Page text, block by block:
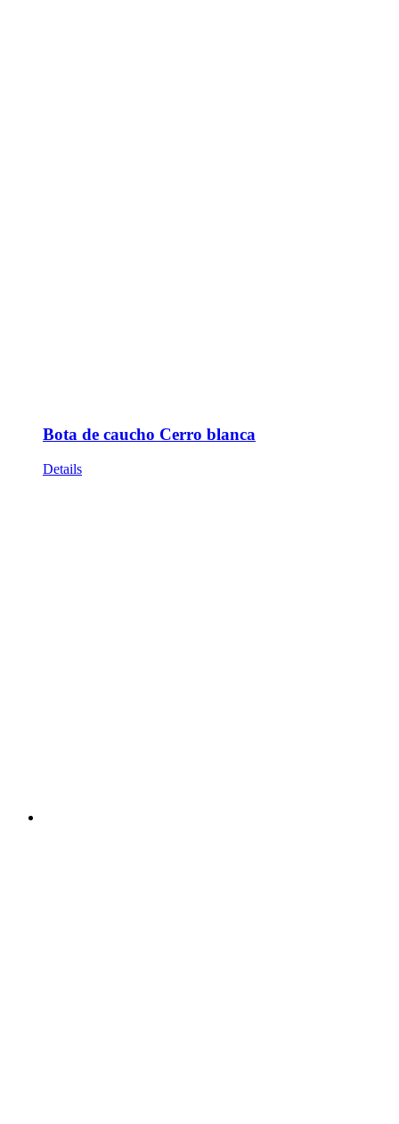
Bota de caucho Cerro blanca
Details